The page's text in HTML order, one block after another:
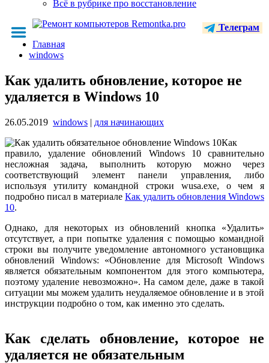
Всё в рубрике про восстановление
Телеграм
Главная
windows
Как удалить обновление, которое не
удаляется в Windows 10
26.05.2019 windows | для начинающих
Как
правило, удаление обновлений Windows 10 сравнительно
несложная задача, выполнить которую можно через
соответствующий элемент панели управления, либо
используя утилиту командной строки wusa.exe, о чем я
подробно писал в материале Как удалить обновления Windows
10.
Однако, для некоторых из обновлений кнопка «Удалить»
отсутствует, а при попытке удаления с помощью командной
строки вы получите уведомление автономного установщика
обновлений Windows: «Обновление для Microsoft Windows
является обязательным компонентом для этого компьютера,
поэтому удаление невозможно». На самом деле, даже в такой
ситуации мы можем удалить неудаляемое обновление и в этой
инструкции подробно о том, как именно это сделать.
Как сделать обновление, которое не
удаляется не обязательным